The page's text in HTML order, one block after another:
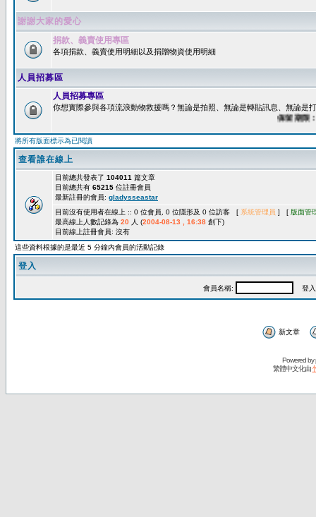
謝謝大家的愛心
捐款、義賣使用專區
各項捐款、義賣使用明細以及捐贈物資使用明細
人員招募區
人員招募專區
你想實際參與各項流浪動物救援嗎？無論是拍照、無論是轉貼訊息、無論是
保留期限：60
將所有版面標示為已閱讀
查看誰在線上
目前總共發表了 104011 篇文章
目前總共有 65215 位註冊會員
最新註冊的會員: gladysseastar
目前沒有使用者在線上 :: 0 位會員, 0 位隱形及 0 位訪客 [ 系統管理員 ] [ 版面管
最高線上人數記錄為 20 人 (2004-08-13 , 16:38 創下)
目前線上註冊會員: 沒有
這些資料根據的是最近 5 分鐘內會員的活動記錄
登入
會員名稱: 登入
新文章
Powered by
繁體中文化由